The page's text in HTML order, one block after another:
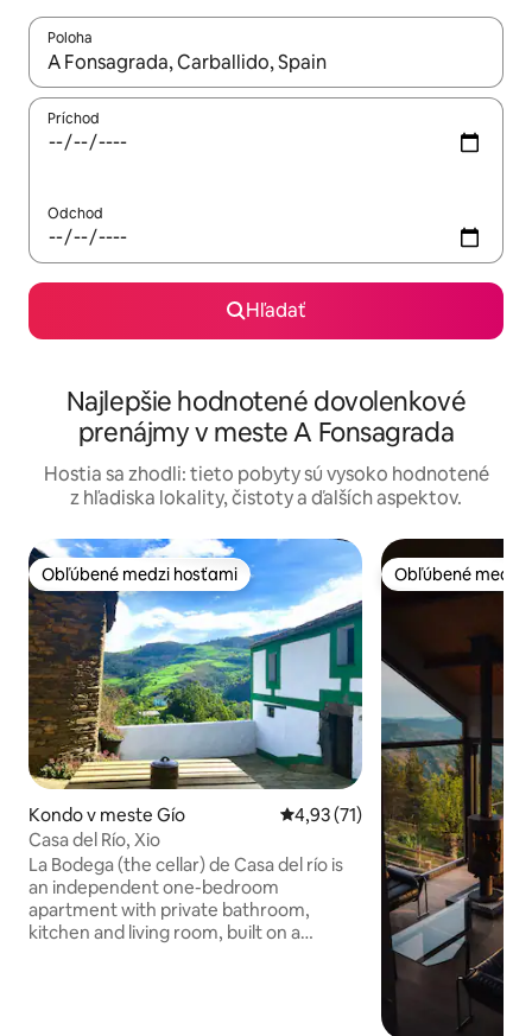
Poloha
Keď budú výsledky k dispozícii, môžete si ich prechádzať
Príchod
Odchod
Hľadať
Najlepšie hodnotené dovolenkové
prenájmy v meste A Fonsagrada
Hostia sa zhodli: tieto pobyty sú vysoko hodnotené
z hľadiska lokality, čistoty a ďalších aspektov.
Obľúbené medzi hosťami
Obľúbené medzi hosťami
Kondo v meste Gío Priemerné ohodnotenie 4,93
4,93 (71)
Casa del Río, Xio
La Bodega (the cellar) de Casa del río is
an independent one-bedroom
apartment with private bathroom,
kitchen and living room, built on a
Obľúbené medzi
Obľúbené medzi